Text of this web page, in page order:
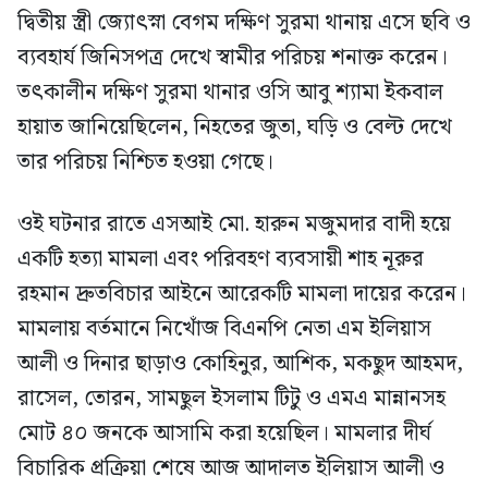
দ্বিতীয় স্ত্রী জ্যোৎস্না বেগম দক্ষিণ সুরমা থানায় এসে ছবি ও
ব্যবহার্য জিনিসপত্র দেখে স্বামীর পরিচয় শনাক্ত করেন।
তৎকালীন দক্ষিণ সুরমা থানার ওসি আবু শ্যামা ইকবাল
হায়াত জানিয়েছিলেন, নিহতের জুতা, ঘড়ি ও বেল্ট দেখে
তার পরিচয় নিশ্চিত হওয়া গেছে।
ওই ঘটনার রাতে এসআই মো. হারুন মজুমদার বাদী হয়ে
একটি হত্যা মামলা এবং পরিবহণ ব্যবসায়ী শাহ নূরুর
রহমান দ্রুতবিচার আইনে আরেকটি মামলা দায়ের করেন।
মামলায় বর্তমানে নিখোঁজ বিএনপি নেতা এম ইলিয়াস
আলী ও দিনার ছাড়াও কোহিনুর, আশিক, মকছুদ আহমদ,
রাসেল, তোরন, সামছুল ইসলাম টিটু ও এমএ মান্নানসহ
মোট ৪০ জনকে আসামি করা হয়েছিল। মামলার দীর্ঘ
বিচারিক প্রক্রিয়া শেষে আজ আদালত ইলিয়াস আলী ও